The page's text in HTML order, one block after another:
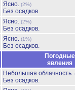
Ясно. (2%)
Без осадков.
Ясно. (2%)
Без осадков.
Ясно. (1%)
Без осадков.
Погодные
явления
Небольшая облачность.
Без осадков.